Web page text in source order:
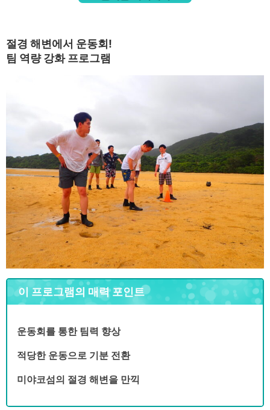
절경 해변에서 운동회!
팀 역량 강화 프로그램
이 프로그램의 매력 포인트
운동회를 통한 팀력 향상
적당한 운동으로 기분 전환
미야코섬의 절경 해변을 만끽